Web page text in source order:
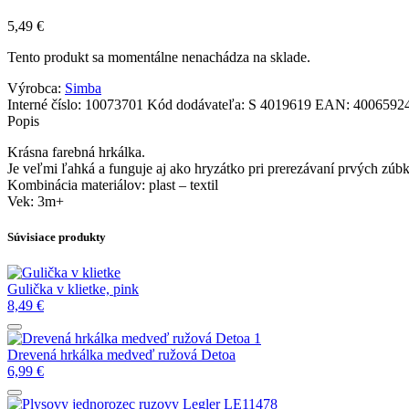
5,49 €
Tento produkt sa momentálne nenachádza na sklade.
Výrobca: Simba
Interné číslo: 10073701 Kód dodávateľa: S 4019619 EAN:
Popis
Krásna farebná hrkálka.
Je veľmi ľahká a funguje aj ako hryzátko pri prerezávaní prvých
Kombinácia materiálov: plast – textil
Vek: 3m+
Súvisiace produkty
Gulička v klietke, pink
8,49 €
Drevená hrkálka medveď ružová Detoa
6,99 €